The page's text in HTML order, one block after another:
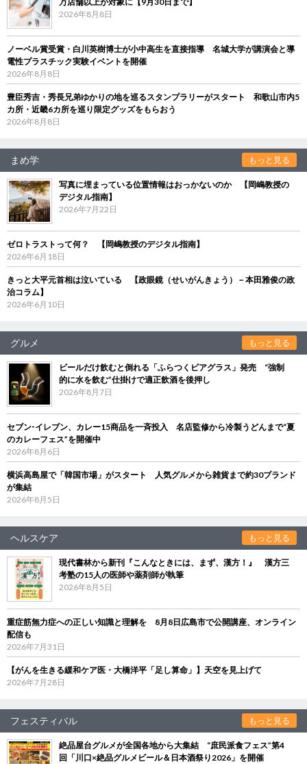
2026年8月8日
ノーベル賞受賞・白川英樹博士が小中高生を直接指導 名城大学が講演会と導
電性プラスチック実験イベントを開催
2026年8月8日
豊臣秀吉・秀長兄弟ゆかりの地を巡るスタンプラリーがスタート 和歌山市内5
カ所・近畿6カ所を巡り限定グッズをもらおう
2026年8月8日
まめ学 もっと見る
写真に埋まっている位置情報はおっかないのか 【岡嶋教授の
デジタル指南】
2026年7月22日
ゼロトラストって何？ 【岡嶋教授のデジタル指南】
2026年6月18日
きっと大平元首相は泣いている 【政眼鏡（せいがんきょう）－本田雅俊の政
治コラム】
2026年6月10日
グルメ もっと見る
ビールだけ飲むと倒れる「ふらつくビアグラス」発売 “強制
的に水を飲む”仕掛けで適正飲酒を後押し
2026年8月7日
セブン‐イレブン、カレー15商品を一斉投入 名店監修から冷製うどんまで“夏
のカレーフェス”を開催中
2026年8月6日
横浜高島屋で「韓国市場」がスタート 人気グルメから雑貨まで約30ブランド
が集結
2026年8月5日
ヘルスケア もっと見る
現代書林から新刊『こんなときには、まず、漢方！』 漢方三
考塾の15人の医師や薬剤師が執筆
2026年8月5日
重症筋無力症への正しい知識と理解を 8月8日広島市で公開講座、オンライン
配信も
2026年7月31日
【がんを生きる緩和ケア医・大橋洋平「足し算命」】天空を見上げて
2026年7月28日
フェスティバル もっと見る
絶品屋台グルメが全国各地から大集結 “庶民派食フェス”第4
回「川口×絶品グルメビール＆日本酒祭り2026」を開催